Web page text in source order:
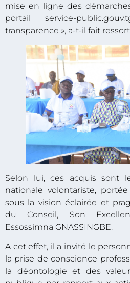
mise en ligne des
portail service-
transparence », a-t-il fait
Selon lui, ces acquis sont
nationale volontariste,
sous la vision éclairée et
du Conseil, Son
Essossimna GNASSINGBE.
A cet effet, il a invité le
la prise de conscience
la déontologie et des